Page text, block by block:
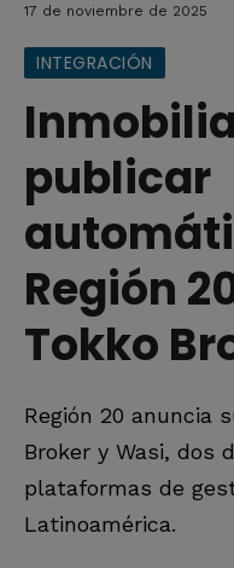
17 de noviembre de 2025
INTEGRACIÓN
publicar
Región
Tokko
Región 20 anuncia
Broker y Wasi, dos
plataformas de
Latinoamérica.